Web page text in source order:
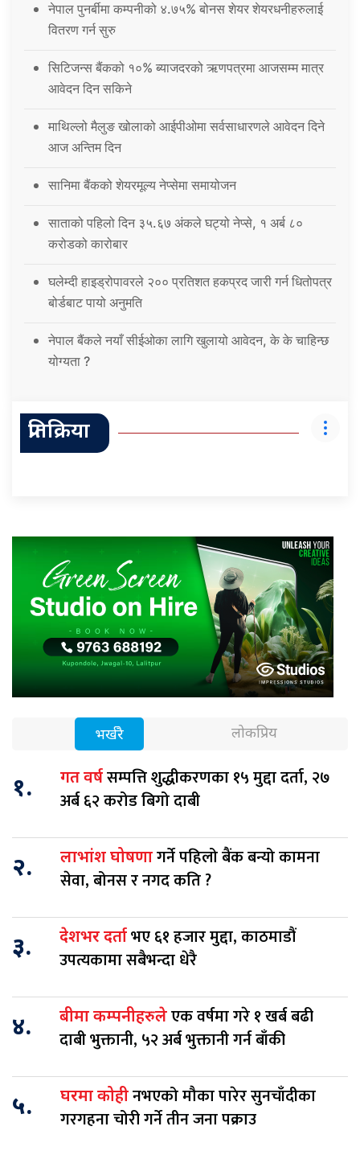
नेपाल पुनर्बीमा कम्पनीको ४.७५% बोनस शेयर शेयरधनीहरुलाई
वितरण गर्न सुरु
सिटिजन्स बैंकको १०% ब्याजदरको ऋणपत्रमा आजसम्म मात्र
आवेदन दिन सकिने
माथिल्लो मैलुङ खोलाको आईपीओमा सर्वसाधारणले आवेदन दिने
आज अन्तिम दिन
सानिमा बैंकको शेयरमूल्य नेप्सेमा समायोजन
साताको पहिलो दिन ३५.६७ अंकले घट्यो नेप्से, १ अर्ब ८०
करोडको कारोबार
घलेम्दी हाइड्रोपावरले २०० प्रतिशत हकप्रद जारी गर्न धितोपत्र
बोर्डबाट पायो अनुमति
नेपाल बैंकले नयाँ सीईओका लागि खुलायो आवेदन, के के चाहिन्छ
योग्यता ?
प्रतिक्रिया
भर्खरै लोकप्रिय
१. गत वर्षसम्पत्ति शुद्धीकरणका १५ मुद्दा दर्ता, २७
अर्ब ६२ करोड बिगो दाबी
२. लाभांश घोषणागर्ने पहिलो बैंक बन्यो कामना
सेवा, बोनस र नगद कति ?
३. देशभर दर्ताभए ६१ हजार मुद्दा, काठमाडौं
उपत्यकामा सबैभन्दा धेरै
४. बीमा कम्पनीहरुलेएक वर्षमा गरे १ खर्ब बढी
दाबी भुक्तानी, ५२ अर्ब भुक्तानी गर्न बाँकी
५. घरमा कोहीनभएको मौका पारेर सुनचाँदीका
गरगहना चोरी गर्ने तीन जना पक्राउ